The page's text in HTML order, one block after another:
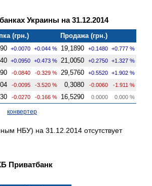
Украины на 31.12.2014
(грн.)
Продажа (грн.)
+0.0070 +0.044 % 19,1890 +0.1480 +0.777 %
+0.0950 +0.473 % 21,0050 +0.2750 +1.327 %
-0.0840 -0.329 % 29,5760 +0.5520 +1.902 %
-0.0095 -3.520 % 0,3080 -0.0060 -1.911 %
-0.0270 -0.166 % 16,5290 0.0000 0.000 %
конвертер
НБУ) на 31.12.2014 отсутствует
Приватбанк